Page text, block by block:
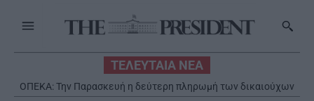
ΤΕΛΕΥΤΑΙΑ ΝΕΑ
ΟΠΕΚΑ: Την Παρασκευή η δεύτερη πληρωμή των δικαιούχων
του Λογαριασμού Αγροτικής Εστίας